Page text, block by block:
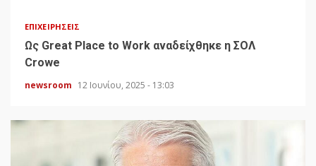
ΕΠΙΧΕΙΡΉΣΕΙΣ
Ως Great Place to Work αναδείχθηκε η ΣΟΛ
Crowe
newsroom 12 Ιουνίου, 2025 - 13:03